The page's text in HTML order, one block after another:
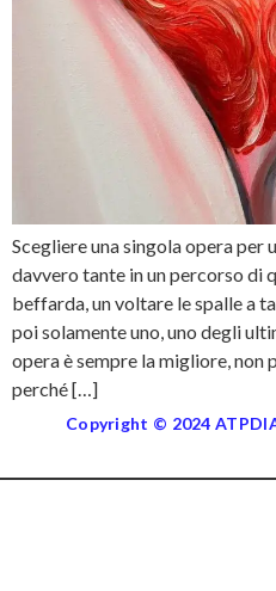
Scegliere una singola opera per
davvero tante in un percorso di
beffarda, un voltare le spalle a
poi solamente uno, uno degli
opera è sempre la migliore, non
perché […]
Copyright © 2024